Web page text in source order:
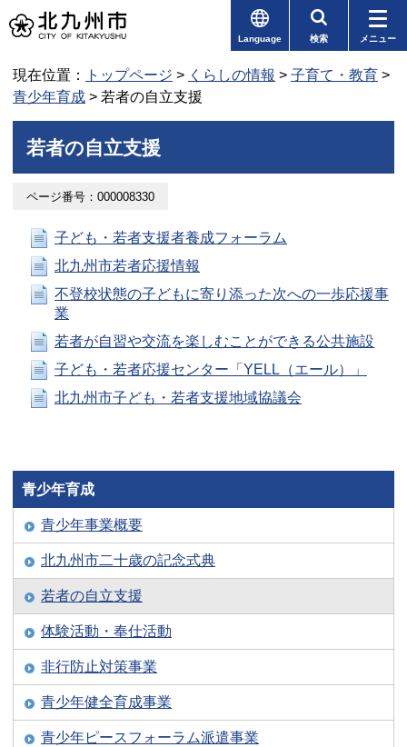
Language 検索 メニュー
現在位置： トップページ > くらしの情報 > 子育て・教育 >
青少年育成 > 若者の自立支援
若者の自立支援
ページ番号：000008330
子ども・若者支援者養成フォーラム
北九州市若者応援情報
不登校状態の子どもに寄り添った次への一歩応援事
業
若者が自習や交流を楽しむことができる公共施設
子ども・若者応援センター「YELL（エール）」
北九州市子ども・若者支援地域協議会
青少年育成
青少年事業概要
北九州市二十歳の記念式典
若者の自立支援
体験活動・奉仕活動
非行防止対策事業
青少年健全育成事業
青少年ピースフォーラム派遣事業